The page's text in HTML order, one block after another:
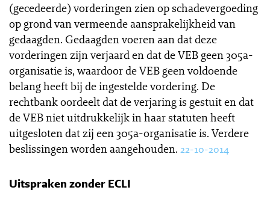
(gecedeerde) vorderingen zien op schadevergoeding
op grond van vermeende aansprakelijkheid van
gedaagden. Gedaagden voeren aan dat deze
vorderingen zijn verjaard en dat de VEB geen 305a-
organisatie is, waardoor de VEB geen voldoende
belang heeft bij de ingestelde vordering. De
rechtbank oordeelt dat de verjaring is gestuit en dat
de VEB niet uitdrukkelijk in haar statuten heeft
uitgesloten dat zij een 305a-organisatie is. Verdere
beslissingen worden aangehouden. 22-10-2014
Uitspraken zonder ECLI